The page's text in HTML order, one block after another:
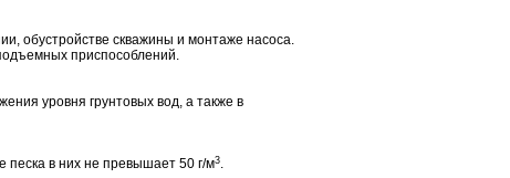
обустройстве скважины и монтаже насоса.
приспособлений.
уровня грунтовых вод, а также в
песка в них не превышает 50 г/м3.